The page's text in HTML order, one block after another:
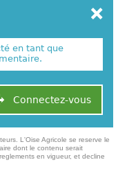
en tant que
Connectez-vous
L'Oise Agricole se reserve le
dont le contenu serait
en vigueur, et decline